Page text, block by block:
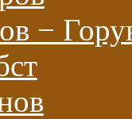
−